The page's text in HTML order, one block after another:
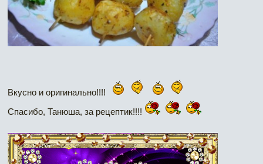
Вкусно и оригинально!!!!
Спасибо, Танюша, за рецептик!!!!